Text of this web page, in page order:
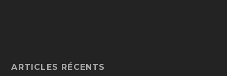
ARTICLES RÉCENTS